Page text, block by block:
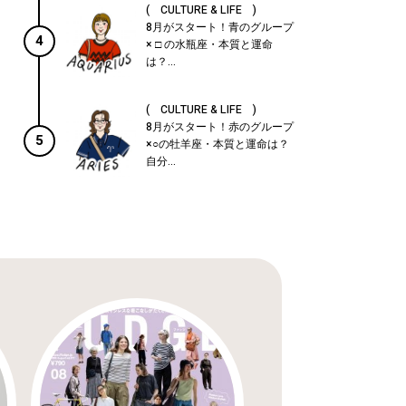
4
( CULTURE & LIFE )
8月がスタート！青のグループ
× □ の水瓶座・本質と運命
は？...
5
( CULTURE & LIFE )
8月がスタート！赤のグループ
×○の牡羊座・本質と運命は？
自分...